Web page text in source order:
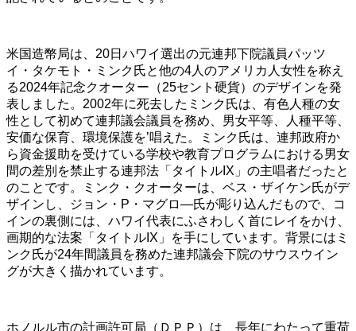
米国造幣局は、20日ハワイ選出の元連邦下院議員パッツ
イ・タケモト・ミンク氏と他の4人のアメリカ人女性を称え
る2024年記念クオーター（25セント硬貨）のデザインを発
表しました。2002年に死去したミンク氏は、有色人種の女
性として初めて連邦議会議員を務め、男女平等、人種平等、
安価な保育、環境保護を’唱えた。ミンク氏は、連邦政府か
ら資金援助を受けている学校や教育プログラムにおける男女
間の差別を禁止する連邦法「タイトルIX」の主唱者だったと
のことです。ミンク・クオーターは、ベス・ザイケン氏がデ
ザインし、ジョン・P・マグロ―氏が彫り込んだもので、コ
インの裏側には、ハワイ代表にふさわしく首にレイをかけ、
画期的な法案「タイトルIX」を手にしています。背景にはミ
ンク氏が24年間議員を務めた連邦議会下院のサウスウイン
グが大きく描かれています。
ホノルル市の計画許可局（ＤＰＰ）は、長年にわたって重荷